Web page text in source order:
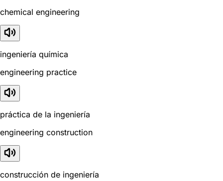
chemical engineering
ingeniería química
engineering practice
práctica de la ingeniería
engineering construction
construcción de ingeniería